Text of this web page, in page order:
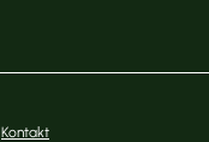
Kontakt